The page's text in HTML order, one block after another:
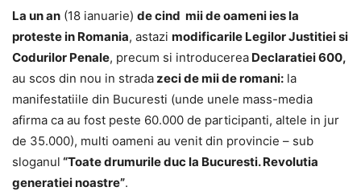
La un an (18 ianuarie) de cind mii de oameni ies la
proteste in Romania, astazi modificarile Legilor Justitiei si
Codurilor Penale, precum si introducerea Declaratiei 600,
au scos din nou in strada zeci de mii de romani: la
manifestatiile din Bucuresti (unde unele mass-media
afirma ca au fost peste 60.000 de participanti, altele in jur
de 35.000), multi oameni au venit din provincie – sub
sloganul “Toate drumurile duc la Bucuresti. Revolutia
generatiei noastre”.